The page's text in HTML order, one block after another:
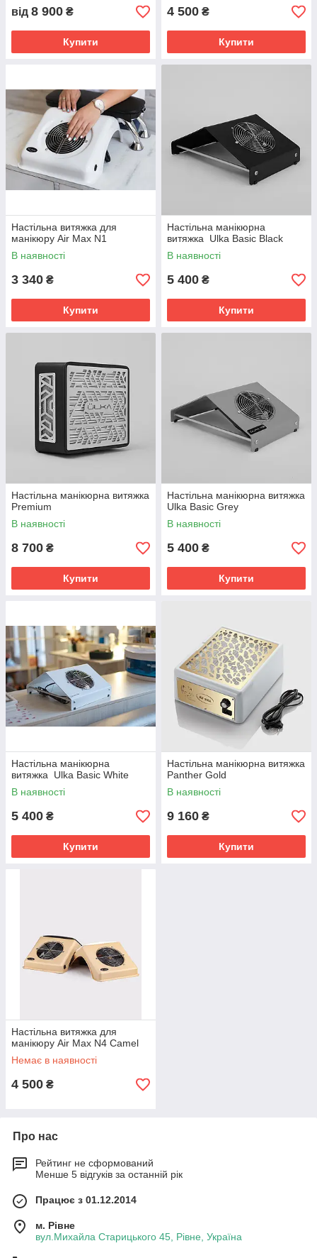
від 8 900 ₴
Купити
4 500 ₴
Купити
Настільна витяжка для
манікюру Air Max N1
В наявності
3 340 ₴
Купити
Настільна манікюрна
витяжка Ulka Basic Black
В наявності
5 400 ₴
Купити
Настільна манікюрна витяжка
Premium
В наявності
8 700 ₴
Купити
Настільна манікюрна витяжка
Ulka Basic Grey
В наявності
5 400 ₴
Купити
Настільна манікюрна
витяжка Ulka Basic White
В наявності
5 400 ₴
Купити
Настільна манікюрна витяжка
Panther Gold
В наявності
9 160 ₴
Купити
Настільна витяжка для
манікюру Air Max N4 Camel
Немає в наявності
4 500 ₴
Про нас
Рейтинг не сформований
Менше 5 відгуків за останній рік
Працює з 01.12.2014
м. Рівне
вул.Михайла Старицького 45, Рівне, Україна